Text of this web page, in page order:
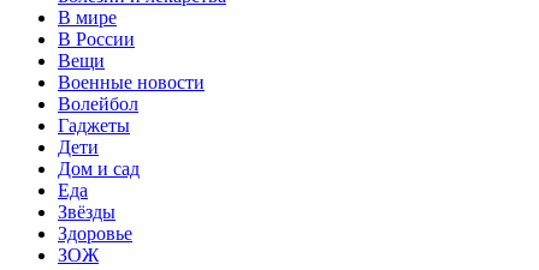
В мире
В России
Вещи
Военные новости
Волейбол
Гаджеты
Дети
Дом и сад
Еда
Звёзды
Здоровье
ЗОЖ